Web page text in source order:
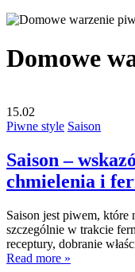
Domowe
15.02
Piwne style Saison
Saison –
chmielenia i
Saison jest piwem, które
szczególnie w trakcie
receptury, dobranie
Read more »